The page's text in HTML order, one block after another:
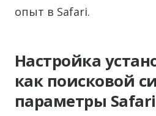
опыт в Safari.
Настройка
как поисковой
параметры Safari